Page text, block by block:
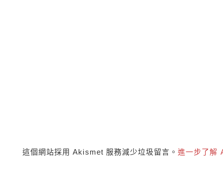
這個網站採用 Akismet 服務減少垃圾留言。進一步了解